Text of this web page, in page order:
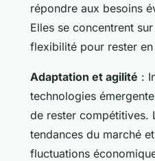
répondre aux besoins
Elles se concentrent
flexibilité pour rester en
Adaptation et agilité :
technologies
de rester compétitives.
tendances du marché
fluctuations